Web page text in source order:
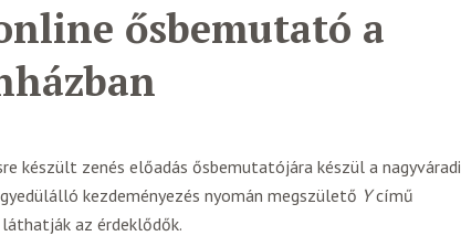
ősbemutató a
készült zenés előadás ősbemutatójára készül a nagyváradi
kezdeményezés nyomán megszülető Ycímű
láthatják az érdeklődők.